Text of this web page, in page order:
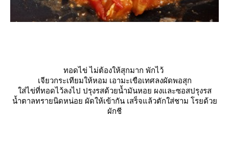
ทอดไข่ ไม่ต้องให้สุกมาก พักไว้
เจียวกระเทียมให้หอม เอามะเขือเทศลงผัดพอสุก
ส่ไข่ที่ทอดไว้ลงไป ปรุงรสด้วยน้ำมันหอย ผงและซอสปรุงรส
น้ำตาลทรายนิดหน่อย ผัดให้เข้ากัน เสร็จแล้วตักใส่ชาม โรยด้ว
ผักชี